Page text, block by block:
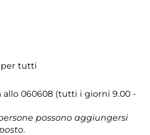
per tutti
allo 060608 (tutti i giorni 9.00 -
possono aggiungersi
.